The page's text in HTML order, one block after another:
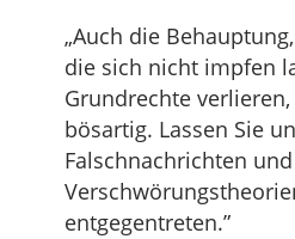
„Auch die
die sich nicht impfen
Grundrechte
bösartig. Lassen Sie
Falschnachrichten und
entgegentreten.”